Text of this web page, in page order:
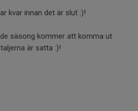
kvar innan det är slut :)!
säsong kommer att komma ut
är satta :)!